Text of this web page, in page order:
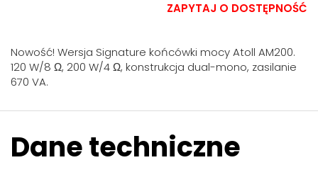
ZAPYTAJ O DOSTĘPNOŚĆ
Nowość! Wersja Signature końcówki mocy Atoll AM200.
120 W/8 Ω, 200 W/4 Ω, konstrukcja dual-mono, zasilanie
670 VA.
Dane techniczne